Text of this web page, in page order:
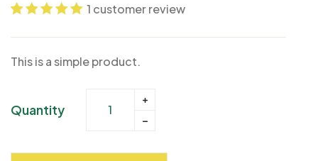
notation client
1 customer review
This is a simple product.
Quantity